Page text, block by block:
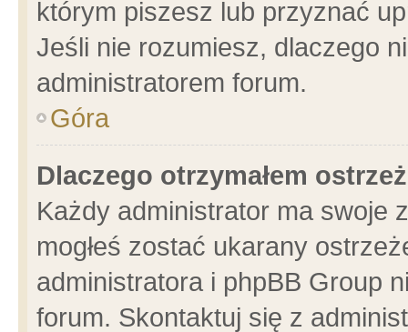
którym piszesz lub przyznać
Jeśli nie rozumiesz, dlaczego
administratorem forum.
Góra
Dlaczego otrzymałem
Każdy administrator ma swoje
mogłeś zostać ukarany
administratora i phpBB Group
forum. Skontaktuj się z